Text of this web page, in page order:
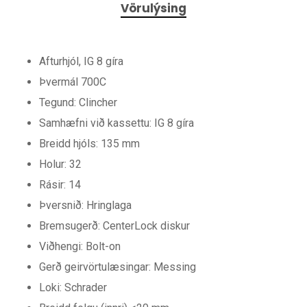
Vörulýsing
Afturhjól, IG 8 gíra
Þvermál 700C
Tegund: Clincher
Samhæfni við kassettu: IG 8 gíra
Breidd hjóls: 135 mm
Holur: 32
Rásir: 14
Þversnið: Hringlaga
Bremsugerð: CenterLock diskur
Viðhengi: Bolt-on
Gerð geirvörtulæsingar: Messing
Loki: Schrader